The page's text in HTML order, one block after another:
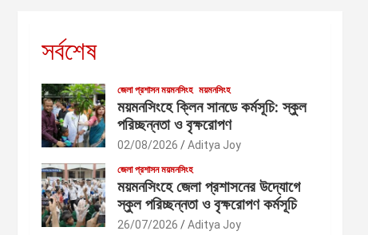
সর্বশেষ
জেলা প্রশাসন ময়মনসিংহ ময়মনসিংহ
ময়মনসিংহে ক্লিন সানডে কর্মসূচি: স্কুল
পরিচ্ছন্নতা ও বৃক্ষরোপণ
02/08/2026 Aditya Joy
জেলা প্রশাসন ময়মনসিংহ
ময়মনসিংহে জেলা প্রশাসনের উদ্যোগে
স্কুল পরিচ্ছন্নতা ও বৃক্ষরোপণ কর্মসূচি
26/07/2026 Aditya Joy